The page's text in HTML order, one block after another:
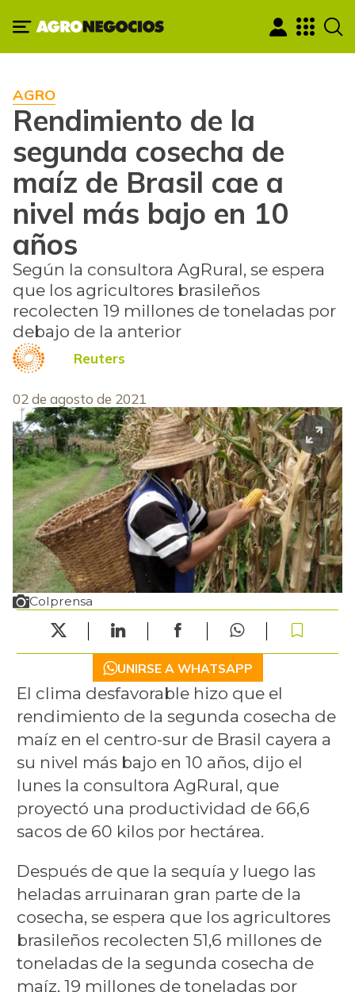
AGRO
Rendimiento de la
segunda cosecha de
maíz de Brasil cae a
nivel más bajo en 10
años
Según la consultora AgRural, se espera
que los agricultores brasileños
recolecten 19 millones de toneladas por
debajo de la anterior
Reuters
02 de agosto de 2021
Colprensa
UNIRSE A WHATSAPP
El clima desfavorable hizo que el
rendimiento de la segunda cosecha de
maíz en el centro-sur de Brasil cayera a
su nivel más bajo en 10 años, dijo el
lunes la consultora AgRural, que
proyectó una productividad de 66,6
sacos de 60 kilos por hectárea.
Después de que la sequía y luego las
heladas arruinaran gran parte de la
cosecha, se espera que los agricultores
brasileños recolecten 51,6 millones de
toneladas de la segunda cosecha de
maíz, 19 millones de toneladas por